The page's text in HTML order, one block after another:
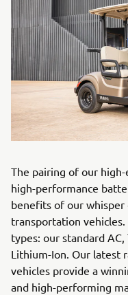
The pairing of our
high-performance
benefits of our whisper
transportation
types: our standard
Lithium-Ion. Our latest
vehicles provide a
and high-performing